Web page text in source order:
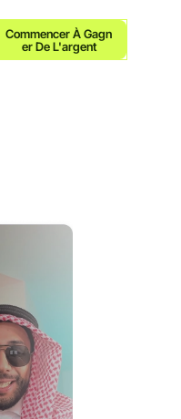
Commencer À Gagn
Er De L'argent